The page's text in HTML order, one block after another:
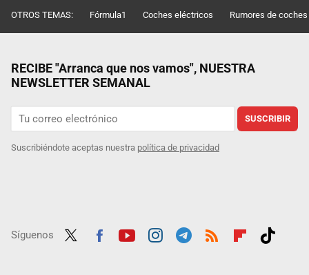
OTROS TEMAS: Fórmula1 Coches eléctricos Rumores de coches
RECIBE "Arranca que nos vamos", NUESTRA
NEWSLETTER SEMANAL
SUSCRIBIR
Suscribiéndote aceptas nuestra política de privacidad
Síguenos